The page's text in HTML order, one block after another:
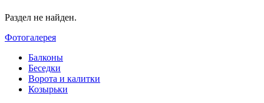
Раздел не найден.
Фотогалерея
Балконы
Беседки
Ворота и калитки
Козырьки